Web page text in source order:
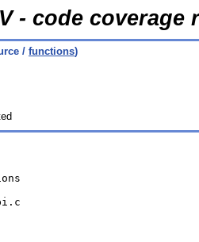
- code coverage
/ functions)